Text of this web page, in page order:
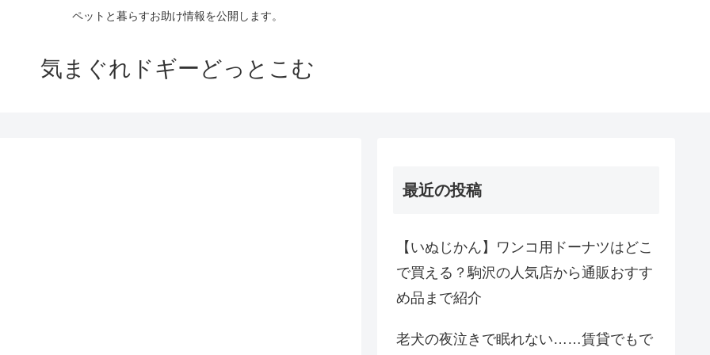
ペットと暮らすお助け情報を公開します。
気まぐれドギーどっとこむ
最近の投稿
【いぬじかん】ワンコ用ドーナツはどこ
で買える？駒沢の人気店から通販おすす
め品まで紹介
老犬の夜泣きで眠れない……賃貸でもで